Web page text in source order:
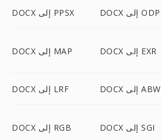
DOCX إلى PPSX DOCX إلى ODP
DOCX إلى MAP DOCX إلى EXR
DOCX إلى LRF DOCX إلى ABW
DOCX إلى RGB DOCX إلى SGI